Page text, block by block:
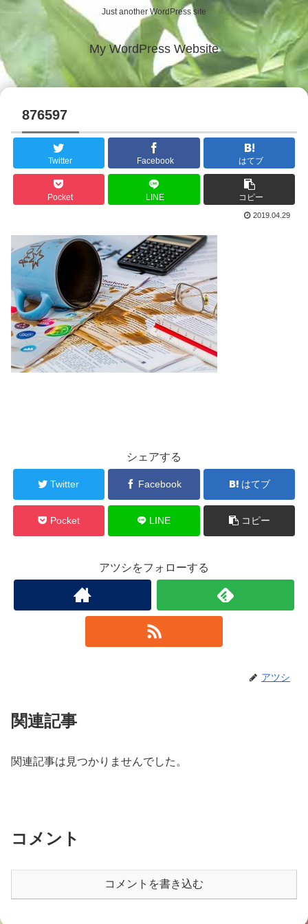
Just another WordPress site
My WordPress Website
876597
Twitter Facebook はてブ
Pocket LINE コピー
2019.04.29
シェアする
Twitter Facebook はてブ
Pocket LINE コピー
アツシをフォローする
アツシ
関連記事
関連記事は見つかりませんでした。
コメント
コメントを書き込む